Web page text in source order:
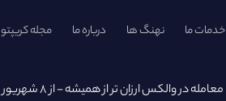
خدمات ما نهنگ ها درباره ما مجله کریپتو
معامله در والکس ارزان تر از همیشه - از ۸ شهریور ماه